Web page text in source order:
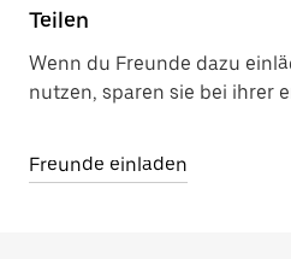
Teilen
Wenn du Freunde dazu
nutzen, sparen sie bei ihrer
Freunde einladen